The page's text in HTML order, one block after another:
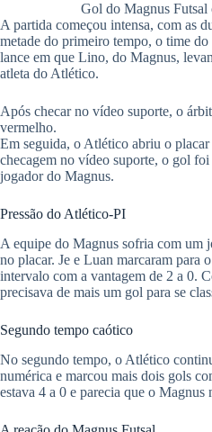
Gol do Magnus
​A partida começou intensa, com as
metade do primeiro tempo, o time
lance em que Lino, do Magnus,
atleta do Atlético.
Após checar no vídeo suporte, o
vermelho.
​Em seguida, o Atlético abriu o
checagem no vídeo suporte, o gol
jogador do Magnus.
​Pressão do Atlético-PI
A equipe do Magnus sofria com um
no placar. Je e Luan marcaram para
intervalo com a vantagem de 2 a 0.
precisava de mais um gol para se
​Segundo tempo caótico
​No segundo tempo, o Atlético
numérica e marcou mais dois gols
estava 4 a 0 e parecia que o Magnus